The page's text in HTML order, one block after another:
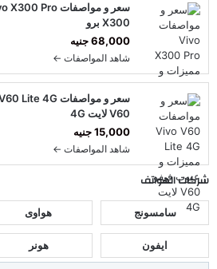
X300 برو
68,000 جنيه
شاهد المواصفات ←
V60 لايت 4G
15,000 جنيه
شاهد المواصفات ←
شركات الهواتف
سامسونج هواوى
ايفون هونر